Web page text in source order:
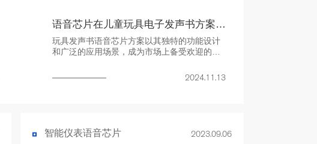
语音芯片在儿童玩具电子发声书方案应用
玩具发声书语音芯片方案以其独特的功能设计
和广泛的应用场景，成为市场上备受欢迎的选
2024.11.13
智能仪表语音芯片 2023.09.06